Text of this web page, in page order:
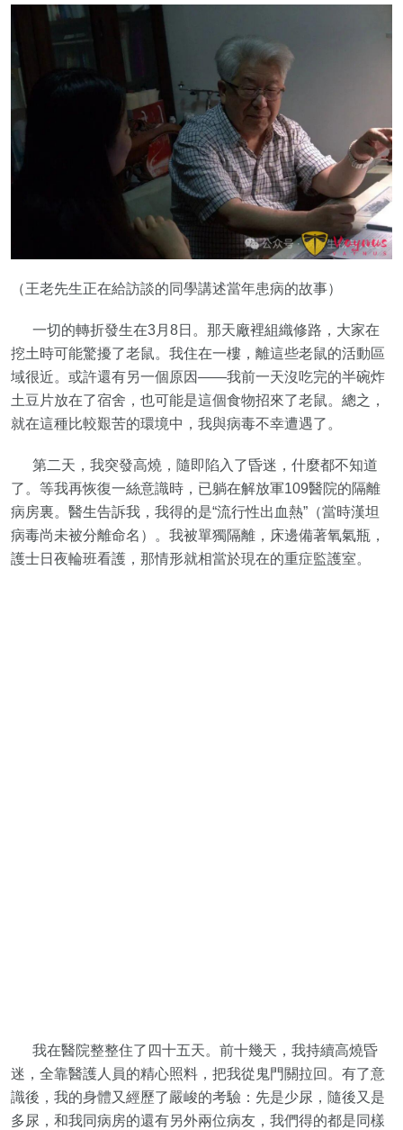
（王老先生正在給訪談的同學講述當年患病的故事）
一切的轉折發生在3月8日。那天廠裡組織修路，大家在
挖土時可能驚擾了老鼠。我住在一樓，離這些老鼠的活動區
域很近。或許還有另一個原因——我前一天沒吃完的半碗炸
土豆片放在了宿舍，也可能是這個食物招來了老鼠。總之，
就在這種比較艱苦的環境中，我與病毒不幸遭遇了。
第二天，我突發高燒，隨即陷入了昏迷，什麼都不知道
了。等我再恢復一絲意識時，已躺在解放軍109醫院的隔離
病房裏。醫生告訴我，我得的是“流行性出血熱”（當時漢坦
病毒尚未被分離命名）。我被單獨隔離，床邊備著氧氣瓶，
護士日夜輪班看護，那情形就相當於現在的重症監護室。
我在醫院整整住了四十五天。前十幾天，我持續高燒昏
迷，全靠醫護人員的精心照料，把我從鬼門關拉回。有了意
識後，我的身體又經歷了嚴峻的考驗：先是少尿，隨後又是
多尿，和我同病房的還有另外兩位病友，我們得的都是同樣